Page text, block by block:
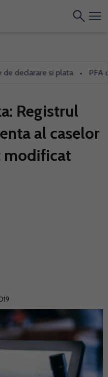
declarare si plata • PFA
Registrul
al caselor
modificat